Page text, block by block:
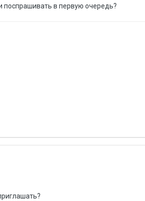
поспрашивать в первую очередь?